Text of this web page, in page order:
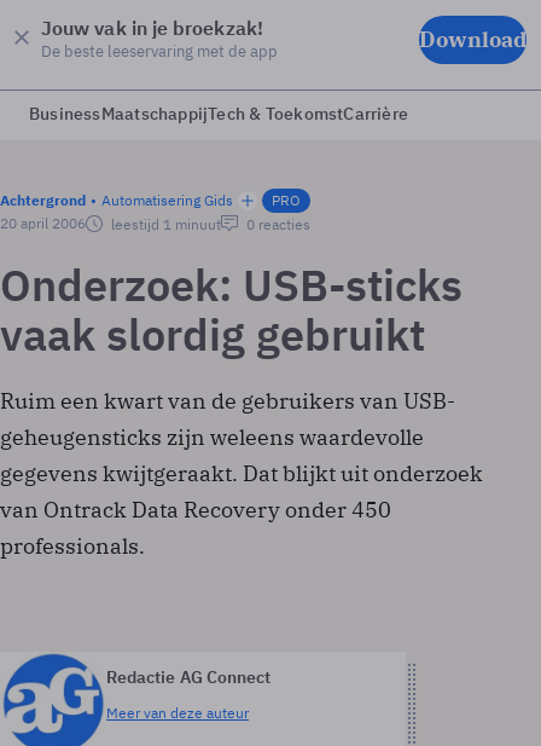
Jouw vak in je broekzak!
De beste leeservaring met de app Download
BusinessMaatschappijTech & ToekomstCarrière
Achtergrond Automatisering Gids
PRO
20 april 2006
leestijd 1 minuut 0 reacties
Onderzoek: USB-sticks
vaak slordig gebruikt
Ruim een kwart van de gebruikers van USB-
geheugensticks zijn weleens waardevolle
gegevens kwijtgeraakt. Dat blijkt uit onderzoek
van Ontrack Data Recovery onder 450
professionals.
Redactie AG Connect
Meer van deze auteur